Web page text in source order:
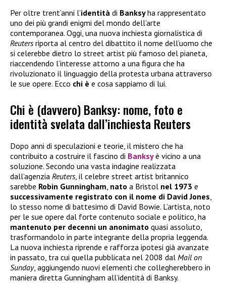
Per oltre trent’anni l’identità di Banksyha rappresentato
uno dei più grandi enigmi del mondo dell’arte
contemporanea. Oggi, una nuova inchiesta giornalistica di
Reutersriporta al centro del dibattito il nome dell’uomo che
si celerebbe dietro lo street artist più famoso del pianeta,
riaccendendo l’interesse attorno a una figura che ha
rivoluzionato il linguaggio della protesta urbana attraverso
le sue opere. Ecco chi è e cosa sappiamo di lui.
Chi è (davvero) Banksy: nome, foto e
identità svelata dall’inchiesta Reuters
Dopo anni di speculazioni e teorie, il mistero che ha
contribuito a costruire il fascino di Banksyè vicino a una
soluzione. Secondo una vasta indagine realizzata
dall’agenzia Reuters, il celebre street artist britannico
sarebbe Robin Gunningham nato a Bristol nel 1973 e
successivamente registrato con il nome di David Jones
lo stesso nome di battesimo di David Bowie. L’artista, noto
per le sue opere dal forte contenuto sociale e politico, ha
mantenuto per decenni un anonimato quasi assoluto,
trasformandolo in parte integrante della propria leggenda.
La nuova inchiesta riprende e rafforza ipotesi già avanzate
in passato, tra cui quella pubblicata nel 2008 dal Mail on
Sunday, aggiungendo nuovi elementi che collegherebbero in
maniera diretta Gunningham all’identità di Banksy.